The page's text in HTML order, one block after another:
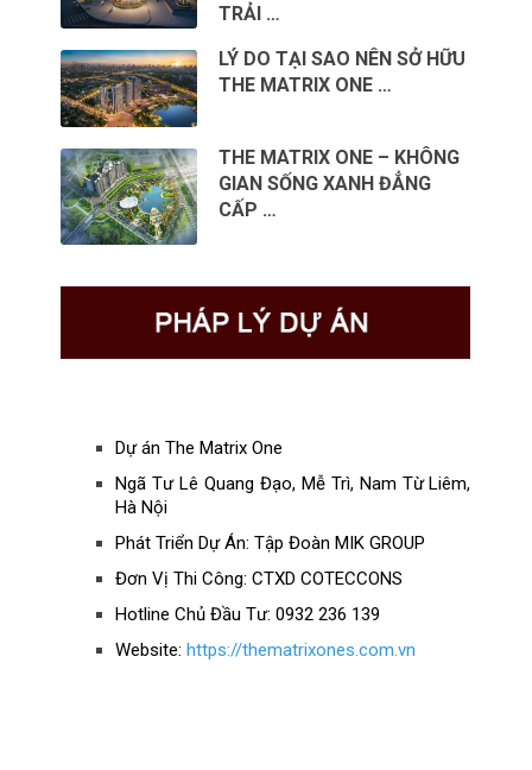
TRẢI …
LÝ DO TẠI SAO NÊN SỞ HỮU
THE MATRIX ONE …
THE MATRIX ONE – KHÔNG
GIAN SỐNG XANH ĐẲNG
CẤP …
Dự án The Matrix One
Ngã Tư Lê Quang Đạo, Mễ Trì, Nam Từ Liêm,
Hà Nội
Phát Triển Dự Án: Tập Đoàn MIK GROUP
Đơn Vị Thi Công: CTXD COTECCONS
Hotline Chủ Đầu Tư: 0932 236 139
Website: https://thematrixones.com.vn